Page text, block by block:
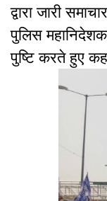
द्वारा जारी
पुलिस
पुष्टि करते हुए